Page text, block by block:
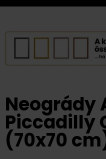
Neogrády
Piccadilly
(70x70